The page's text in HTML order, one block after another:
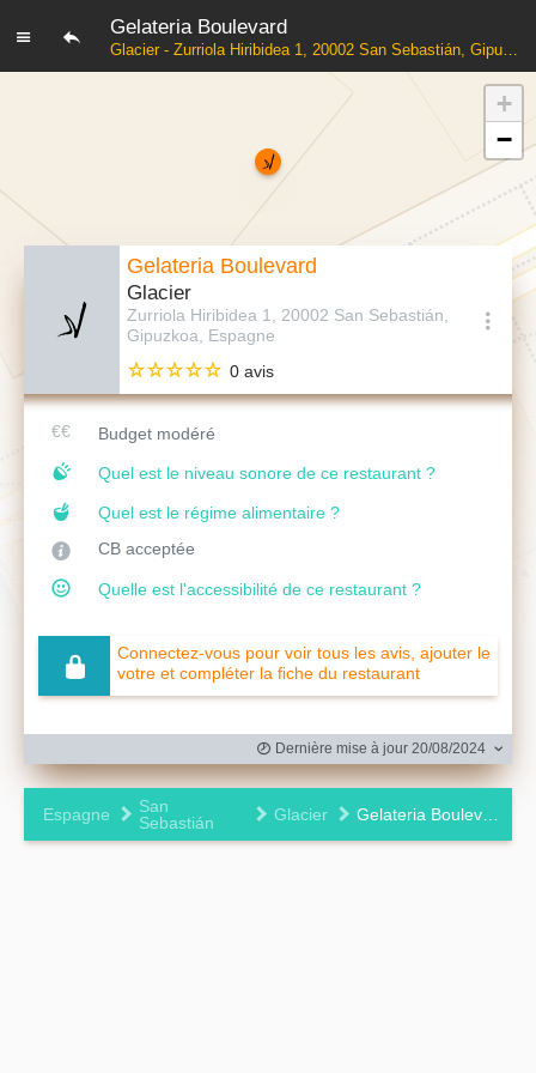
Gelateria Boulevard
Glacier - Zurriola Hiribidea 1, 20002 San Sebastián, Gipuzkoa, Espagne
Gelateria Boulevard
Glacier
Zurriola Hiribidea 1, 20002 San Sebastián,
Gipuzkoa, Espagne
0 avis
Budget modéré
Quel est le niveau sonore de ce restaurant ?
Quel est le régime alimentaire ?
CB acceptée
Quelle est l'accessibilité de ce restaurant ?
Connectez-vous pour voir tous les avis, ajouter le
votre et compléter la fiche du restaurant
Dernière mise à jour 20/08/2024
Espagne
San
Sebastián
Glacier
+
−